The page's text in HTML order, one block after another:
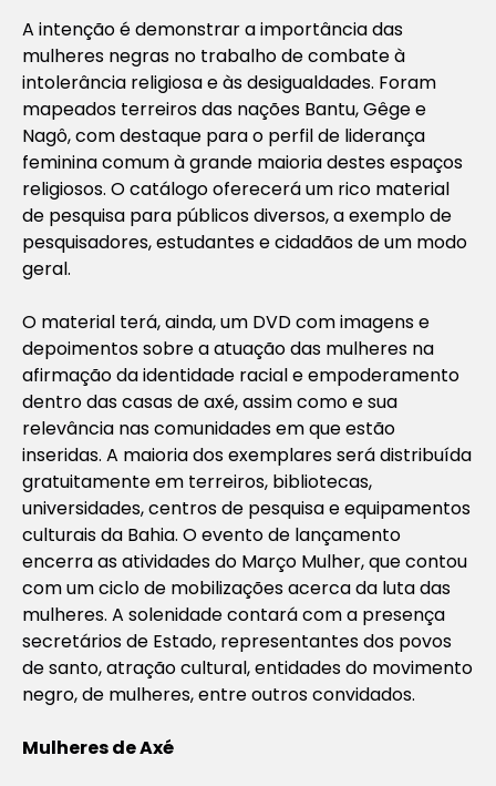
A intenção é demonstrar a importância das
mulheres negras no trabalho de combate à
intolerância religiosa e às desigualdades. Foram
mapeados terreiros das nações Bantu, Gêge e
Nagô, com destaque para o perfil de liderança
feminina comum à grande maioria destes espaços
religiosos. O catálogo oferecerá um rico material
de pesquisa para públicos diversos, a exemplo de
pesquisadores, estudantes e cidadãos de um modo
geral.
O material terá, ainda, um DVD com imagens e
depoimentos sobre a atuação das mulheres na
afirmação da identidade racial e empoderamento
dentro das casas de axé, assim como e sua
relevância nas comunidades em que estão
inseridas. A maioria dos exemplares será distribuída
gratuitamente em terreiros, bibliotecas,
universidades, centros de pesquisa e equipamentos
culturais da Bahia. O evento de lançamento
encerra as atividades do Março Mulher, que contou
com um ciclo de mobilizações acerca da luta das
mulheres. A solenidade contará com a presença
secretários de Estado, representantes dos povos
de santo, atração cultural, entidades do movimento
negro, de mulheres, entre outros convidados.
Mulheres de Axé